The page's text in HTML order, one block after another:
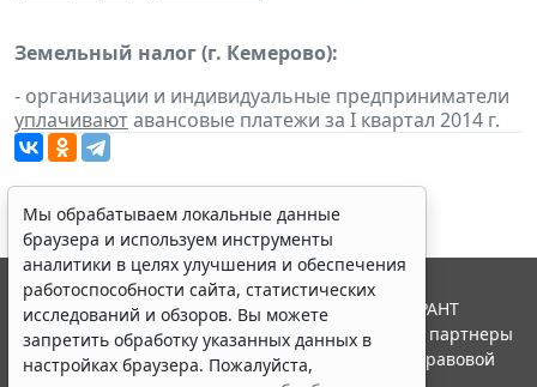
Земельный налог (г. Кемерово):
- организации и индивидуальные предприниматели
уплачиваютавансовые платежи за I квартал 2014 г.
Мы обрабатываем локальные данные
браузера и используем инструменты
аналитики в целях улучшения и обеспечения
работоспособности сайта, статистических
исследований и обзоров. Вы можете
запретить обработку указанных данных в
настройках браузера. Пожалуйста,
© ООО "НПП "ГАРАНТ-СЕРВИС", 2026. Система ГАРАНТ
выпускается с 1990 года. Компания "Гарант" и ее партнеры
являются участниками Российской ассоциации правовой